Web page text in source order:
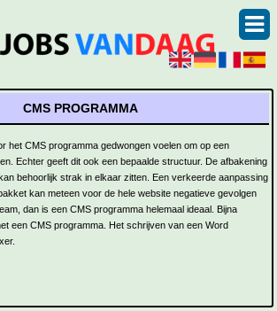
CMS PROGRAMMA
het CMS programma gedwongen voelen om op een
Echter geeft dit ook een bepaalde structuur. De afbakening
behoorlijk strak in elkaar zitten. Een verkeerde aanpassing
kan meteen voor de hele website negatieve gevolgen
een CMS programma. Het schrijven van een Word